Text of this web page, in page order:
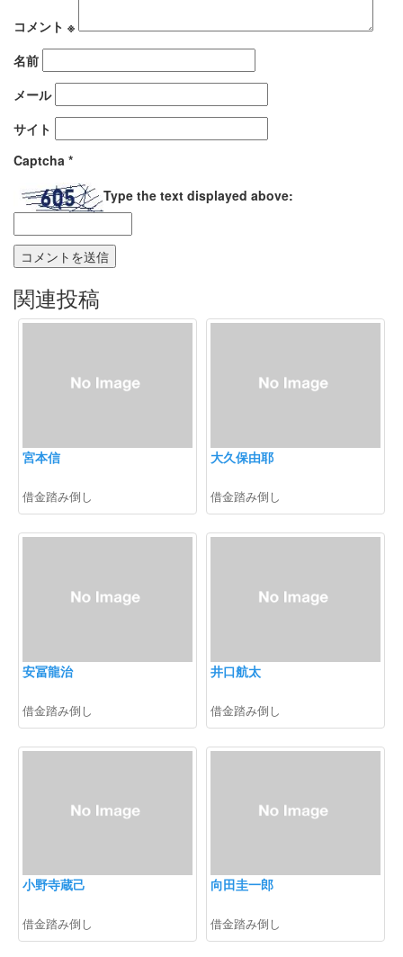
コメント ※
名前
メール
サイト
Captcha *
Type the text displayed above:
関連投稿
宮本信
借金踏み倒し
大久保由耶
借金踏み倒し
安冨龍治
借金踏み倒し
井口航太
借金踏み倒し
小野寺蔵己
借金踏み倒し
向田圭一郎
借金踏み倒し